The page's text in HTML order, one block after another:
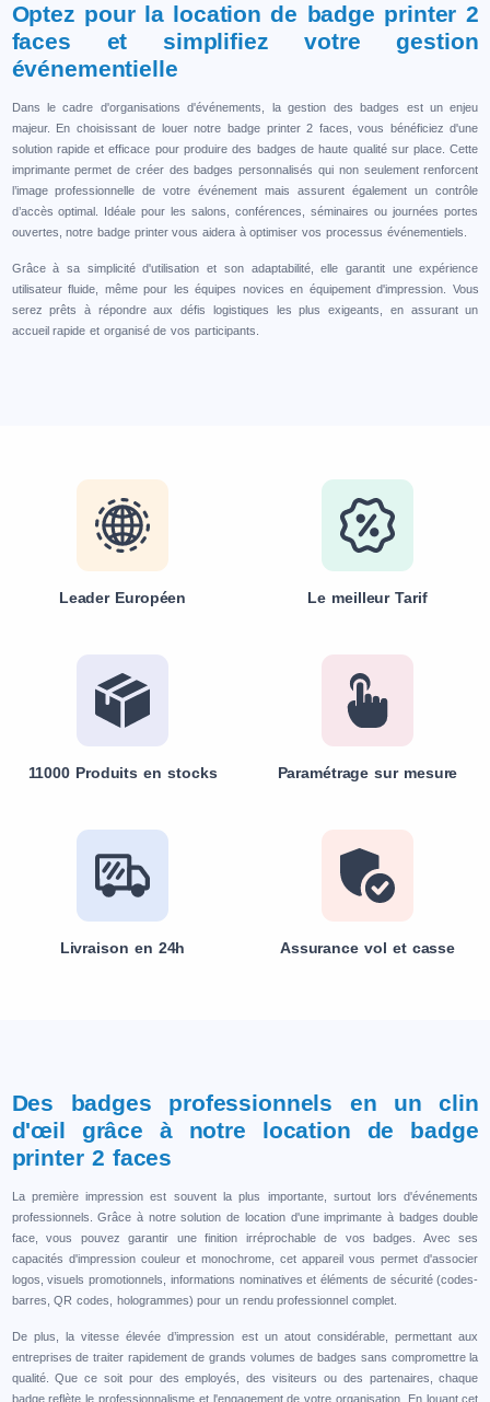
Optez pour la location de badge printer 2
faces et simplifiez votre gestion
événementielle
Dans le cadre d'organisations d'événements, la gestion des badges est un enjeu
majeur. En choisissant de louer notre badge printer 2 faces, vous bénéficiez d'une
solution rapide et efficace pour produire des badges de haute qualité sur place. Cette
imprimante permet de créer des badges personnalisés qui non seulement renforcent
l’image professionnelle de votre événement mais assurent également un contrôle
d’accès optimal. Idéale pour les salons, conférences, séminaires ou journées portes
ouvertes, notre badge printer vous aidera à optimiser vos processus événementiels.
Grâce à sa simplicité d'utilisation et son adaptabilité, elle garantit une expérience
utilisateur fluide, même pour les équipes novices en équipement d'impression. Vous
serez prêts à répondre aux défis logistiques les plus exigeants, en assurant un
accueil rapide et organisé de vos participants.
Leader Européen Le meilleur Tarif
11000 Produits en stocks Paramétrage sur mesure
Livraison en 24h Assurance vol et casse
Des badges professionnels en un clin
d'œil grâce à notre location de badge
printer 2 faces
La première impression est souvent la plus importante, surtout lors d'événements
professionnels. Grâce à notre solution de location d'une imprimante à badges double
face, vous pouvez garantir une finition irréprochable de vos badges. Avec ses
capacités d'impression couleur et monochrome, cet appareil vous permet d'associer
logos, visuels promotionnels, informations nominatives et éléments de sécurité (codes-
barres, QR codes, hologrammes) pour un rendu professionnel complet.
De plus, la vitesse élevée d’impression est un atout considérable, permettant aux
entreprises de traiter rapidement de grands volumes de badges sans compromettre la
qualité. Que ce soit pour des employés, des visiteurs ou des partenaires, chaque
badge reflète le professionnalisme et l'engagement de votre organisation. En louant cet